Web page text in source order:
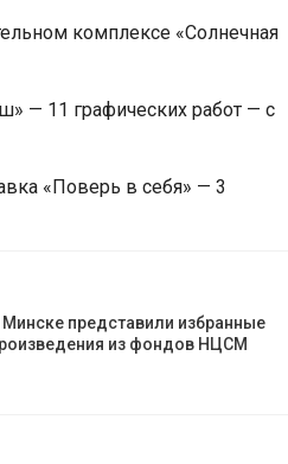
комплексе «Солнечная
— 11 графических работ — с
«Поверь в себя» — 3
Минске представили избранные
из фондов НЦСМ